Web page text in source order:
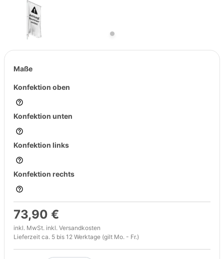
Maße
Konfektion oben
Konfektion unten
Konfektion links
Konfektion rechts
73,90 €
inkl. MwSt. inkl. Versandkosten
Lieferzeit ca. 5 bis 12 Werktage (gilt Mo. - Fr.)